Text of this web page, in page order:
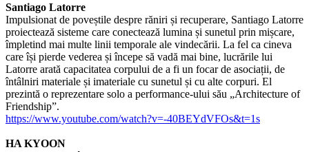
Santiago Latorre
Impulsionat de poveștile despre răniri și recuperare, Santiago Latorre
proiectează sisteme care conectează lumina și sunetul prin mișcare,
împletind mai multe linii temporale ale vindecării. La fel ca cineva
care își pierde vederea și începe să vadă mai bine, lucrările lui
Latorre arată capacitatea corpului de a fi un focar de asociații, de
întâlniri materiale și imateriale cu sunetul și cu alte corpuri. El
prezintă o reprezentare solo a performance-ului său „Architecture of
Friendship”.
https://www.youtube.com/watch?v=-40BEYdVFOs&t=1s
HA KYOON